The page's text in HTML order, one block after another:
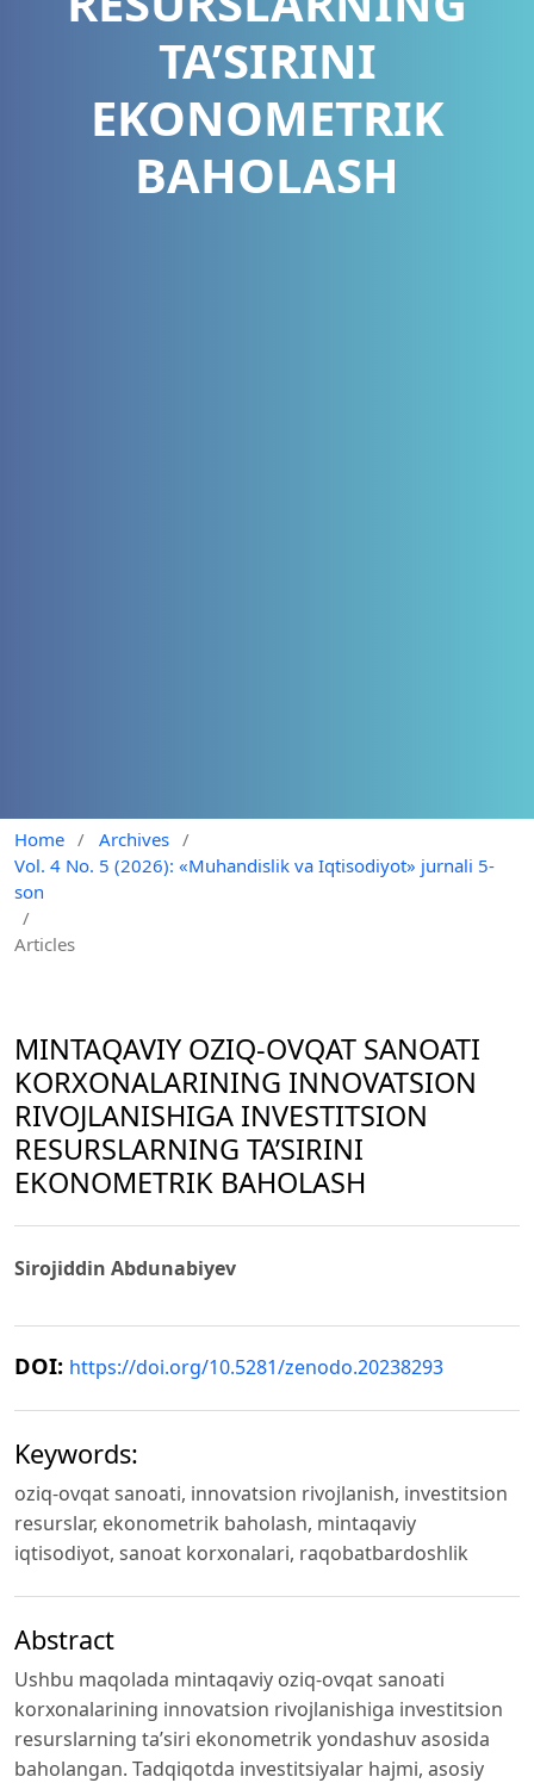
TA’SIRINI
EKONOMETRIK
BAHOLASH
Home / Archives /
Vol. 4 No. 5 (2026): «Muhandislik va Iqtisodiyot» jurnali 5-
son
/
Articles
MINTAQAVIY OZIQ-OVQAT SANOATI
KORXONALARINING INNOVATSION
RIVOJLANISHIGA INVESTITSION
RESURSLARNING TA’SIRINI
EKONOMETRIK BAHOLASH
Sirojiddin Abdunabiyev
DOI: https://doi.org/10.5281/zenodo.20238293
Keywords:
oziq-ovqat sanoati, innovatsion rivojlanish, investitsion
resurslar, ekonometrik baholash, mintaqaviy
iqtisodiyot, sanoat korxonalari, raqobatbardoshlik
Abstract
Ushbu maqolada mintaqaviy oziq-ovqat sanoati
korxonalarining innovatsion rivojlanishiga investitsion
resurslarning ta’siri ekonometrik yondashuv asosida
baholangan. Tadqiqotda investitsiyalar hajmi, asosiy